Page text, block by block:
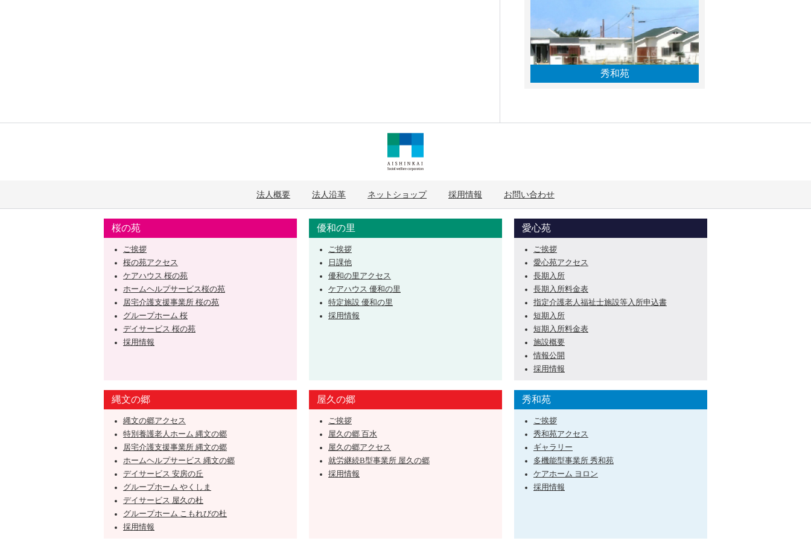
秀和苑
法人概要 法人沿革 ネットショップ 採用情報 お問い合わせ
桜の苑
ご挨拶
桜の苑アクセス
ケアハウス 桜の苑
ホームヘルプサービス桜の苑
居宅介護支援事業所 桜の苑
グループホーム 桜
デイサービス 桜の苑
採用情報
優和の里
ご挨拶
日課他
優和の里アクセス
ケアハウス 優和の里
特定施設 優和の里
採用情報
愛心苑
ご挨拶
愛心苑アクセス
長期入所
長期入所料金表
指定介護老人福祉士施設等入所申込書
短期入所
短期入所料金表
施設概要
情報公開
採用情報
縄文の郷
縄文の郷アクセス
特別養護老人ホーム 縄文の郷
居宅介護支援事業所 縄文の郷
ホームヘルプサービス 縄文の郷
デイサービス 安房の丘
グループホーム やくしま
デイサービス 屋久の杜
グループホーム こもれびの杜
採用情報
屋久の郷
ご挨拶
屋久の郷 百水
屋久の郷アクセス
就労継続B型事業所 屋久の郷
採用情報
秀和苑
ご挨拶
秀和苑アクセス
ギャラリー
多機能型事業所 秀和苑
ケアホーム ヨロン
採用情報